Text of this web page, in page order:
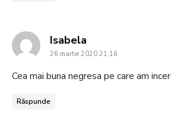
Isabela
26 martie 2020 21:16
Cea mai buna negresa pe care am
Răspunde